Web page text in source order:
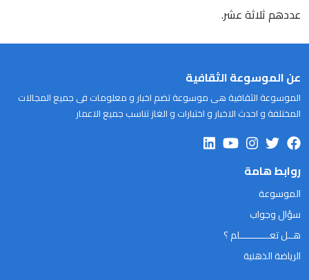
عددهم ثلاثة عشر.
عن الموسوعة الثقافية
الموسوعة الثقافية هى موسوعة تضم اخبار و معلومات فى جميع المجالات
المختلفة و احدث الاخبار و اختبارات و الغاز تناسب جميع الاعمار
روابط هامة
الموسوعة
سؤال وجواب
هــل تعـــــــــــلم ؟
الرياضة الذهنية